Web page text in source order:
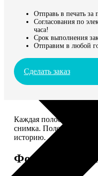
Отправь в печать за
Согласования по
часа!
Срок выполнения
Отправим в любой
Сделать заказ
Каждая полоска
снимка. Полоски
историю.
Форматы и